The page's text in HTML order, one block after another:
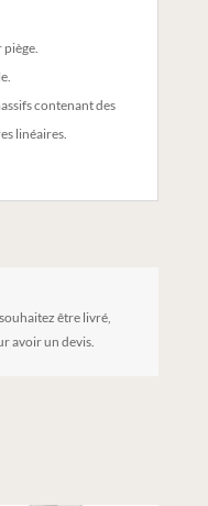
contenant des
linéaires.
être livré,
avoir un devis.